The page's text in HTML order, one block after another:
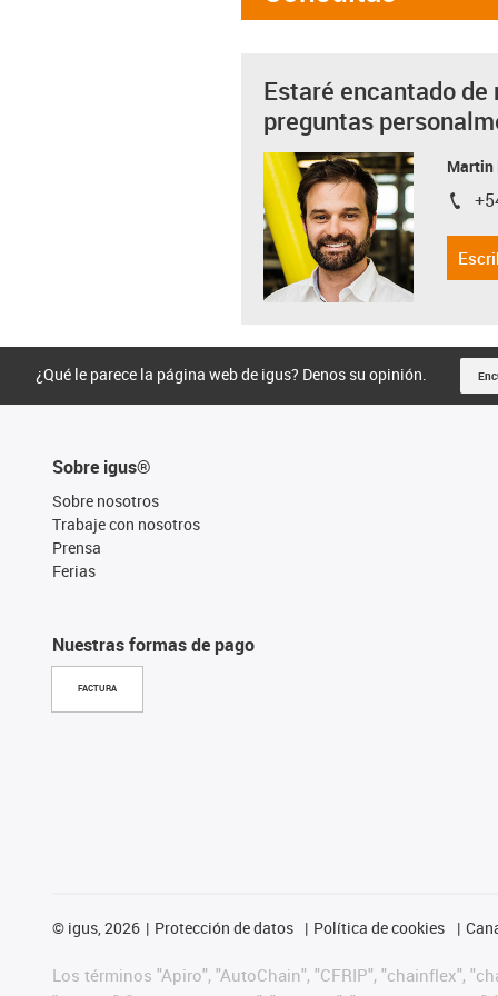
Estaré encantado de
preguntas
Martin
igus-
¿Qué le parece la página web de igus? Denos su opinión.
Sobre igus®
Sobre nosotros
Trabaje con nosotros
Prensa
Ferias
Nuestras formas de pago
FACTURA
© igus, 2026 Protección de datos Política de cookies
Los términos "Apiro", "AutoChain", "CFRIP", "chainflex",